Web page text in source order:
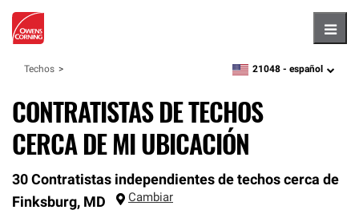
Techos zipcode,language
21048 - español
CONTRATISTAS DE TECHOS
CERCA DE MI UBICACIÓN
30 Contratistas independientes de techos cerca de
Finksburg, MD Cambiar